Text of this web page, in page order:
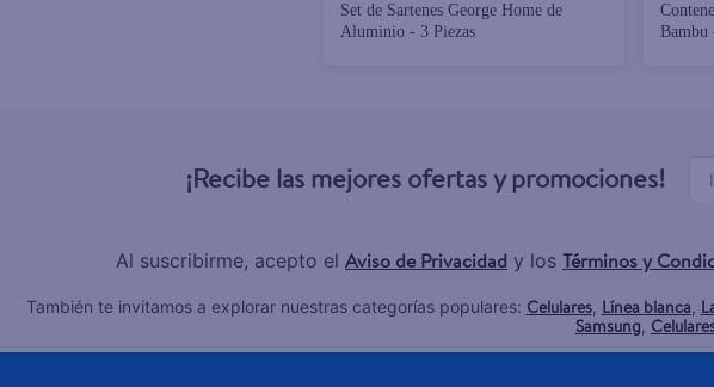
Set de Sartenes George Home de
Aluminio - 3 Piezas
Bambu
¡Recibe las mejores ofertas y promociones!
Al suscribirme, acepto el Aviso de Privacidad y los Términos y
También te invitamos a explorar nuestras categorías populares: Celulares, Línea blanca,
Samsung,